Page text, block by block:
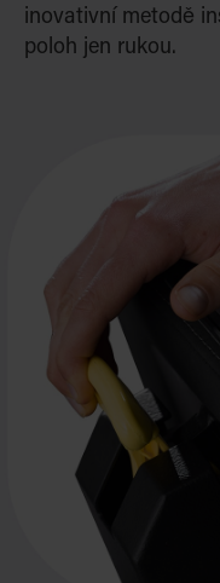
inovativní metodě
poloh jen rukou.